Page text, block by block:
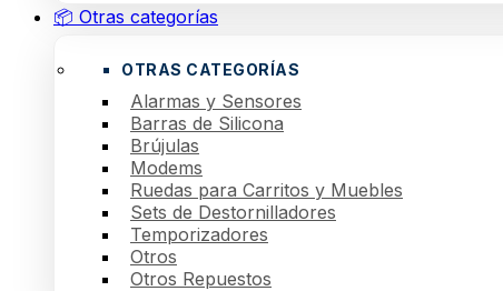
📦 Otras categorías
OTRAS CATEGORÍAS
Alarmas y Sensores
Barras de Silicona
Brújulas
Modems
Ruedas para Carritos y Muebles
Sets de Destornilladores
Temporizadores
Otros
Otros Repuestos